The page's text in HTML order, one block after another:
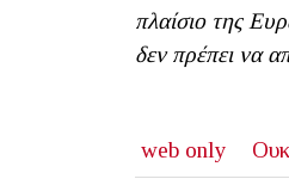
πλαίσιο της
δεν πρέπει να
web only